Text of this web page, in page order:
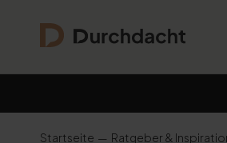
Startseite Ratgeber &